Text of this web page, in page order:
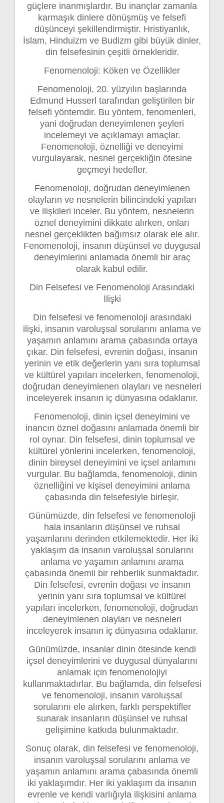
güçlere inanmışlardır. Bu inançlar zamanla
karmaşık dinlere dönüşmüş ve felsefi
düşünceyi şekillendirmiştir. Hristiyanlık,
İslam, Hinduizm ve Budizm gibi büyük dinler,
din felsefesinin çeşitli örnekleridir.
Fenomenoloji: Köken ve Özellikler
Fenomenoloji, 20. yüzyılın başlarında
Edmund Husserl tarafından geliştirilen bir
felsefi yöntemdir. Bu yöntem, fenomenleri,
yani doğrudan deneyimlenen şeyleri
incelemeyi ve açıklamayı amaçlar.
Fenomenoloji, öznelliği ve deneyimi
vurgulayarak, nesnel gerçekliğin ötesine
geçmeyi hedefler.
Fenomenoloji, doğrudan deneyimlenen
olayların ve nesnelerin bilincindeki yapıları
ve ilişkileri inceler. Bu yöntem, nesnelerin
öznel deneyimini dikkate alırken, onları
nesnel gerçeklikten bağımsız olarak ele alır.
Fenomenoloji, insanın düşünsel ve duygusal
deneyimlerini anlamada önemli bir araç
olarak kabul edilir.
Din Felsefesi ve Fenomenoloji Arasındaki
İlişki
Din felsefesi ve fenomenoloji arasındaki
ilişki, insanın varoluşsal sorularını anlama ve
yaşamın anlamını arama çabasında ortaya
çıkar. Din felsefesi, evrenin doğası, insanın
yerinin ve etik değerlerin yanı sıra toplumsal
ve kültürel yapıları incelerken, fenomenoloji,
doğrudan deneyimlenen olayları ve nesneleri
inceleyerek insanın iç dünyasına odaklanır.
Fenomenoloji, dinin içsel deneyimini ve
inancın öznel doğasını anlamada önemli bir
rol oynar. Din felsefesi, dinin toplumsal ve
kültürel yönlerini incelerken, fenomenoloji,
dinin bireysel deneyimini ve içsel anlamını
vurgular. Bu bağlamda, fenomenoloji, dinin
öznelliğini ve kişisel deneyimini anlama
çabasında din felsefesiyle birleşir.
Günümüzde, din felsefesi ve fenomenoloji
hala insanların düşünsel ve ruhsal
yaşamlarını derinden etkilemektedir. Her iki
yaklaşım da insanın varoluşsal sorularını
anlama ve yaşamın anlamını arama
çabasında önemli bir rehberlik sunmaktadır.
Din felsefesi, evrenin doğası ve insanın
yerinin yanı sıra toplumsal ve kültürel
yapıları incelerken, fenomenoloji, doğrudan
deneyimlenen olayları ve nesneleri
inceleyerek insanın iç dünyasına odaklanır.
Günümüzde, insanlar dinin ötesinde kendi
içsel deneyimlerini ve duygusal dünyalarını
anlamak için fenomenolojiyi
kullanmaktadırlar. Bu bağlamda, din felsefesi
ve fenomenoloji, insanın varoluşsal
sorularını ele alırken, farklı perspektifler
sunarak insanların düşünsel ve ruhsal
gelişimine katkıda bulunmaktadır.
Sonuç olarak, din felsefesi ve fenomenoloji,
insanın varoluşsal sorularını anlama ve
yaşamın anlamını arama çabasında önemli
iki yaklaşımdır. Her iki yaklaşım da insanın
evrenle ve kendi varlığıyla ilişkisini anlama